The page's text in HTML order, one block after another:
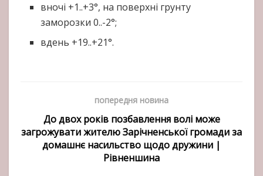
вночі +1..+3°, на поверхні грунту
заморозки 0..-2°;
вдень +19..+21°.
попередня новина
До двох років позбавлення волі може
загрожувати жителю Зарічненської громади за
домашнє насильство щодо дружини |
Рівненшина